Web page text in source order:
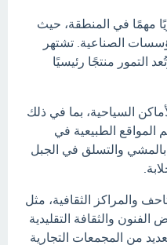
مهمًا في المنطقة، حيث
الصناعية. تشتهر
التمور منتجًا رئيسيًا
السياحية، بما في ذلك
الطبيعية في
بالمشي والتسلق في الجبل
والمراكز الثقافية، مثل
والثقافة التقليدية
من المجمعات التجارية